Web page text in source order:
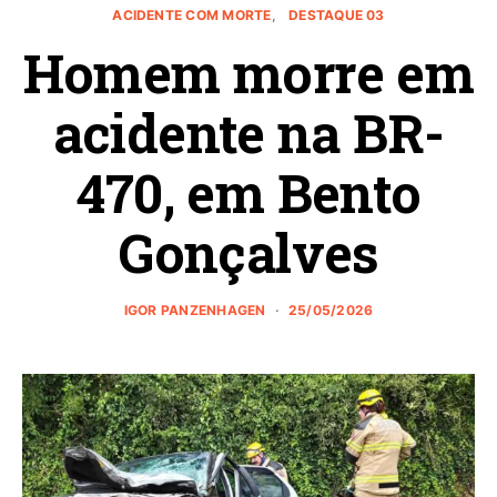
ACIDENTE COM MORTE DESTAQUE 03
Homem morre em
acidente na BR-
470, em Bento
Gonçalves
IGOR PANZENHAGEN 25/05/2026